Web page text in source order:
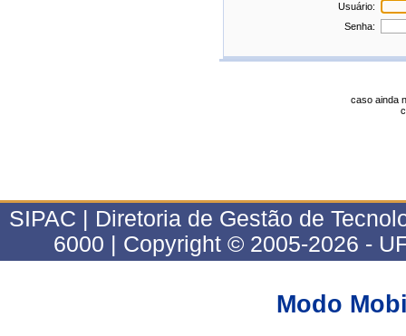
Usuário:
Senha:
caso ainda
SIPAC | Diretoria de Gestão de
6000 | Copyright © 2005-2026 -
Modo